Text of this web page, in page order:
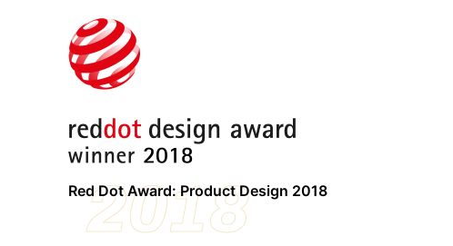
2018
Red Dot Award: Product Design 2018